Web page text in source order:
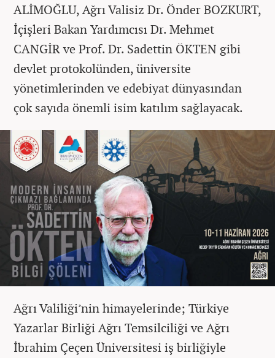
ALİMOĞLU, Ağrı Valisiz Dr. Önder BOZKURT,
İçişleri Bakan Yardımcısı Dr. Mehmet
CANGİR ve Prof. Dr. Sadettin ÖKTEN gibi
devlet protokolünden, üniversite
yönetimlerinden ve edebiyat dünyasından
çok sayıda önemli isim katılım sağlayacak.
Ağrı Valiliği’nin himayelerinde; Türkiye
Yazarlar Birliği Ağrı Temsilciliği ve Ağrı
İbrahim Çeçen Üniversitesi iş birliğiyle